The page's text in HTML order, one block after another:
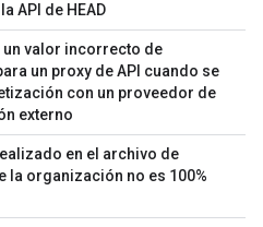
API de HEAD
un valor incorrecto de
un proxy de API cuando se
con un proveedor de
externo
en el archivo de
la organización no es 100%